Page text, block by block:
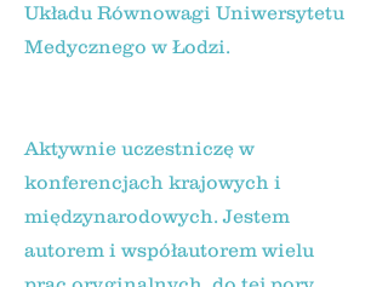
Układu Równowagi Uniwersytetu
Medycznego w Łodzi.
Aktywnie uczestniczę w
konferencjach krajowych i
międzynarodowych. Jestem
autorem i współautorem wielu